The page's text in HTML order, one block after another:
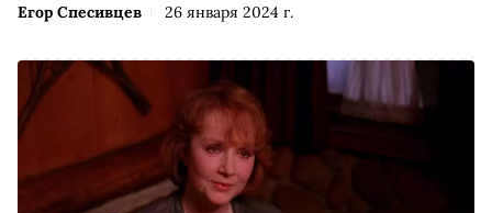
Егор Спесивцев 26 января 2024 г.